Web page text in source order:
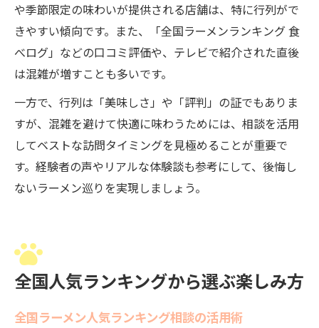
や季節限定の味わいが提供される店舗は、特に行列がで
きやすい傾向です。また、「全国ラーメンランキング 食
べログ」などの口コミ評価や、テレビで紹介された直後
は混雑が増すことも多いです。
一方で、行列は「美味しさ」や「評判」の証でもありま
すが、混雑を避けて快適に味わうためには、相談を活用
してベストな訪問タイミングを見極めることが重要で
す。経験者の声やリアルな体験談も参考にして、後悔し
ないラーメン巡りを実現しましょう。
全国人気ランキングから選ぶ楽しみ方
全国ラーメン人気ランキング相談の活用術